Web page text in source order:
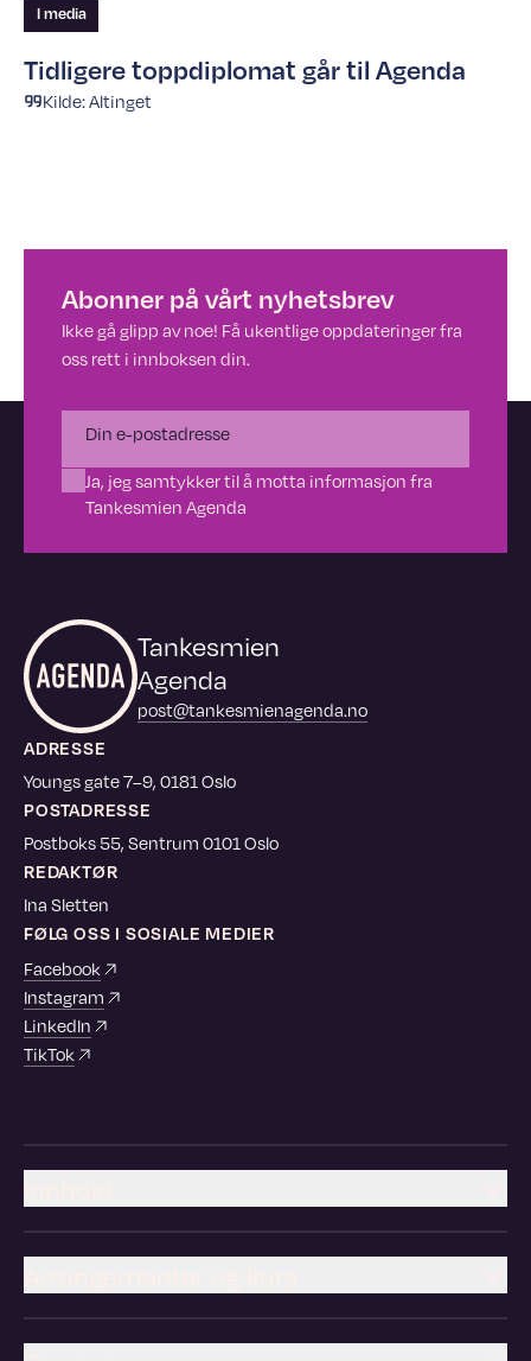
Tidligere toppdiplomat går til Agenda
I media
Kilde:Altinget
Abonner på vårt nyhetsbrev
Ikke gå glipp av noe! Få ukentlige oppdateringer fra
oss rett i innboksen din.
Ja, jeg samtykker til å motta informasjon fra
Tankesmien Agenda
Tankesmien
Agenda
post@tankesmienagenda.no
ADRESSE
Youngs gate 7–9, 0181 Oslo
POSTADRESSE
Postboks 55, Sentrum 0101 Oslo
REDAKTØR
Ina Sletten
FØLG OSS I SOSIALE MEDIER
Facebook
Instagram
LinkedIn
TikTok